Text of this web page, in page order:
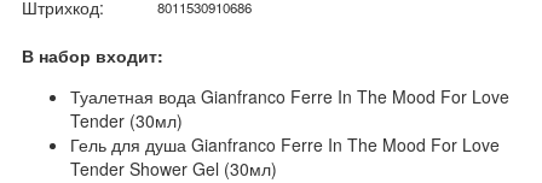
Штрихкод:
8011530910686
В набор входит:
Туалетная вода Gianfranco Ferre In The Mood For Love
Tender (30мл)
Гель для душа Gianfranco Ferre In The Mood For Love
Tender Shower Gel (30мл)